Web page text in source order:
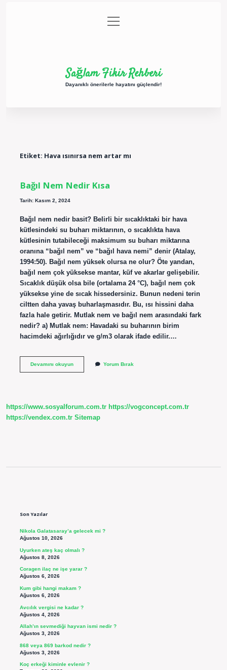
Gizlilik Politikası
menüyü
aç
Sağlam Fikir Rehberi
Dayanıklı önerilerle hayatını güçlendir!
Etiket: Hava ısınırsa nem artar mı
Bağıl Nem Nedir Kısa
Tarih: Kasım 2, 2024
Bağıl nem nedir basit? Belirli bir sıcaklıktaki bir hava
kütlesindeki su buharı miktarının, o sıcaklıkta hava
kütlesinin tutabileceği maksimum su buharı miktarına
oranına “bağıl nem” ve “bağıl hava nemi” denir (Atalay,
1994:50). Bağıl nem yüksek olursa ne olur? Öte yandan,
bağıl nem çok yüksekse mantar, küf ve akarlar gelişebilir.
Sıcaklık düşük olsa bile (ortalama 24 °C), bağıl nem çok
yüksekse yine de sıcak hissedersiniz. Bunun nedeni terin
ciltten daha yavaş buharlaşmasıdır. Bu, ısı hissini daha
fazla hale getirir. Mutlak nem ve bağıl nem arasındaki fark
nedir? a) Mutlak nem: Havadaki su buharının birim
hacimdeki ağırlığıdır ve g/m3 olarak ifade edilir.…
Devamını okuyunBağıl
Yorum Bırak
https://www.sosyalforum.com.tr https://vogconcept.com.tr
https://vendex.com.tr Sitemap
Son Yazılar
Nikola Galatasaray’a gelecek mi ?
Ağustos 10, 2026
Uyurken ateş kaç olmalı ?
Ağustos 8, 2026
Coragen ilaç ne işe yarar ?
Ağustos 6, 2026
Kum gibi hangi makam ?
Ağustos 6, 2026
Avcılık vergisi ne kadar ?
Ağustos 4, 2026
Allah’ın sevmediği hayvan ismi nedir ?
Ağustos 3, 2026
868 veya 869 barkod nedir ?
Ağustos 3, 2026
Koç erkeği kiminle evlenir ?